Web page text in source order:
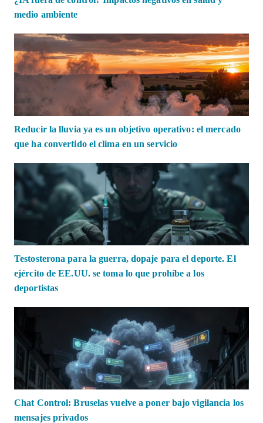
medio ambiente
Reducir la lluvia ya es un objetivo operativo: el mercado
que ha convertido el clima en un servicio
Testosterona para la guerra, dopaje para el deporte. El
ejército de EE.UU. se toma lo que prohíbe a los
deportistas
Chat Control: Bruselas vuelve a poner bajo vigilancia los
mensajes privados